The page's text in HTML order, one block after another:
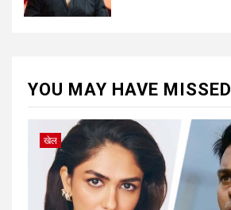
YOU MAY HAVE MISSED
खेल